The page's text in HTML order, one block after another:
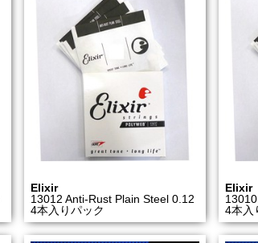
Elixir
13012 Anti-Rust Plain Steel 0.12
4本入りパック
Elixir
4本入